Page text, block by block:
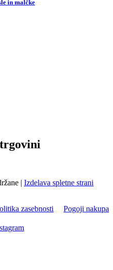
in malčke
| Izdelava spletne strani
zasebnosti Pogoji nakupa